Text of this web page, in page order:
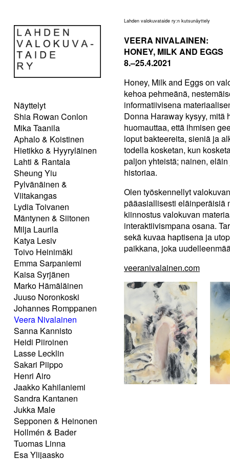
Näyttelyt
Shia Rowan Conlon
Mika Taanila
Aphalo & Koistinen
Hietikko & Hyyryläinen
Lahti & Rantala
Sheung Yiu
Pylvänäinen &
Viitakangas
Lydia Toivanen
Mäntynen & Siitonen
Milja Laurila
Katya Lesiv
Toivo Heinimäki
Emma Sarpaniemi
Kaisa Syrjänen
Marko Hämäläinen
Juuso Noronkoski
Johannes Romppanen
Veera Nivalainen
Sanna Kannisto
Heidi Piiroinen
Lasse Lecklin
Sakari Piippo
Henri Airo
Jaakko Kahilaniemi
Sandra Kantanen
Jukka Male
Sepponen & Heinonen
Hollmén & Bader
Tuomas Linna
Esa Ylijaasko
Lahden valokuvataide ry:n kutsunäyttely
VEERA NIVALAINEN:
HONEY, MILK AND EGGS
8.–25.4.2021
Honey, Milk and Eggs on
kehoa pehmeänä,
informatiivisena
Donna Haraway kysyy, mitä
huomauttaa, että ihmisen
loput bakteereita, sieniä ja
todella kosketan, kun
paljon yhteistä; nainen,
historiaa.
Olen työskennellyt
pääasiallisesti eläinperäisiä
kiinnostus valokuvan
interaktiivismpana osana.
sekä kuvaa haptisena ja
paikkana, joka
veeranivalainen.com